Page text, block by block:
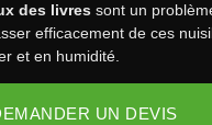
des livres sont un
efficacement de ces
et en humidité.
UN DEVIS